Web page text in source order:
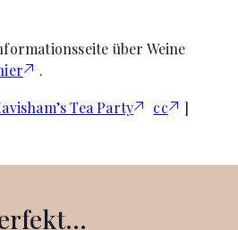
über Weine
.
Tea Party cc ]